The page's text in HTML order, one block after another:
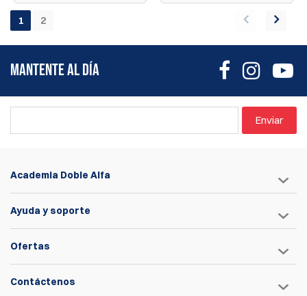
1 2
MANTENTE AL DÍA
Enviar
Academia Doble Alfa
Ayuda y soporte
Ofertas
Contáctenos